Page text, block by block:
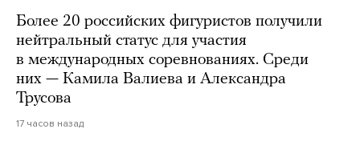
Более 20 российских фигуристов получили
нейтральный статус для участия
в международных соревнованиях. Среди
них — Камила Валиева и Александра
Трусова
17 часов назад